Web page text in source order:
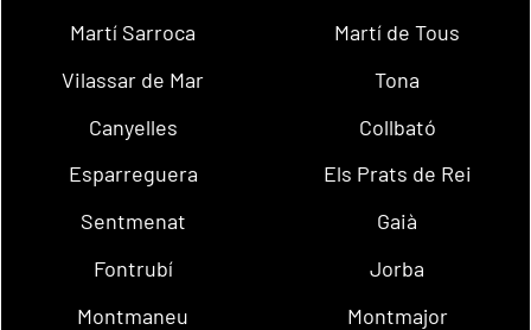
Martí Sarroca
Martí de Tous
Vilassar de Mar
Tona
Canyelles
Collbató
Esparreguera
Els Prats de Rei
Sentmenat
Gaià
Fontrubí
Jorba
Montmaneu
Montmajor